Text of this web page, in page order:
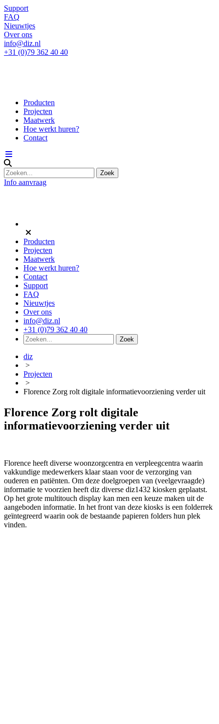
Support
FAQ
Nieuwtjes
Over ons
info@diz.nl
+31 (0)79 362 40 40
Producten
Projecten
Maatwerk
Hoe werkt huren?
Contact
Info aanvraag
Producten
Projecten
Maatwerk
Hoe werkt huren?
Contact
Support
FAQ
Nieuwtjes
Over ons
info@diz.nl
+31 (0)79 362 40 40
diz
>
Projecten
>
Florence Zorg rolt digitale informatievoorziening verder uit
Florence Zorg rolt digitale
informatievoorziening verder uit
Florence heeft diverse woonzorgcentra en verpleegcentra waarin
vakkundige medewerkers klaar staan voor de verzorging van
ouderen en patiënten. Om deze doelgroepen van (veelgevraagde)
informatie te voorzien heeft diz diverse diz1432 kiosken geplaatst.
Op het grote multitouch display kan men een keuze maken uit de
aangeboden informatie. In het front van deze kiosks is een folderrek
geïntegreerd waarin ook de bestaande papieren folders hun plek
vinden.